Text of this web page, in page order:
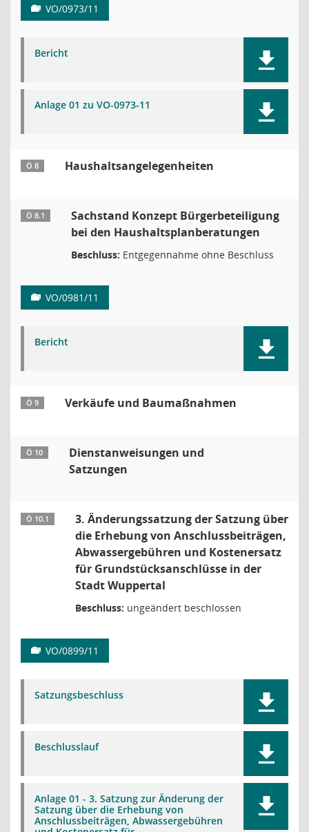
VO/0973/11
Bericht
Anlage 01 zu VO-0973-11
Ö 8 Haushaltsangelegenheiten
Ö 8.1
Sachstand Konzept Bürgerbeteiligung
bei den Haushaltsplanberatungen
Beschluss: Entgegennahme ohne Beschluss
VO/0981/11
Bericht
Ö 9 Verkäufe und Baumaßnahmen
Ö 10
Dienstanweisungen und
Satzungen
Ö 10.1
3. Änderungssatzung der Satzung über
die Erhebung von Anschlussbeiträgen,
Abwassergebühren und Kostenersatz
für Grundstücksanschlüsse in der
Stadt Wuppertal
Beschluss: ungeändert beschlossen
VO/0899/11
Satzungsbeschluss
Beschlusslauf
Anlage 01 - 3. Satzung zur Änderung der
Satzung über die Erhebung von
Anschlussbeiträgen, Abwassergebühren